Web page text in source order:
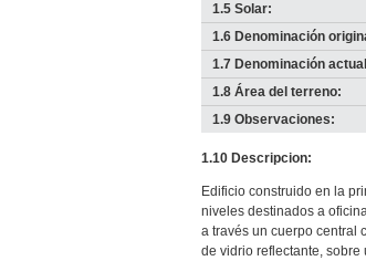
1.5 Solar:
1.6 Denominación
1.7 Denominación
1.8 Área del terreno:
1.9 Observaciones:
1.10 Descripcion:
Edificio construido en la
niveles destinados a
a través un cuerpo central
de vidrio reflectante,